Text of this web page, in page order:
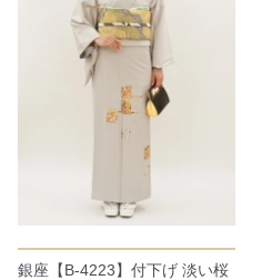
銀座【B-4223】付下げ 淡い桜